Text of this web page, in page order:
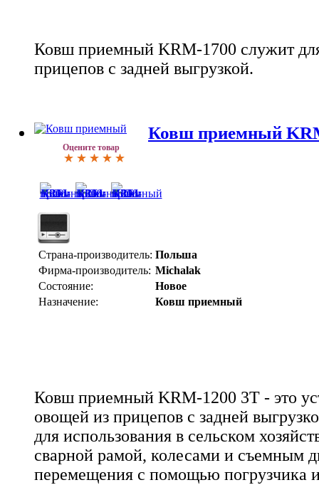
Ковш приемный KRM-1700 служит
прицепов с задней выгрузкой.
Оцените товар
Ковш приемный
Страна-производитель: Польша
Фирма-производитель: Michalak
Состояние:
Новое
Назначение:
Ковш приемный
Ковш приемный KRM-1200 3T - это
овощей из прицепов с задней
для использования в сельском
сварной рамой, колесами и съемным
перемещения с помощью погрузчика